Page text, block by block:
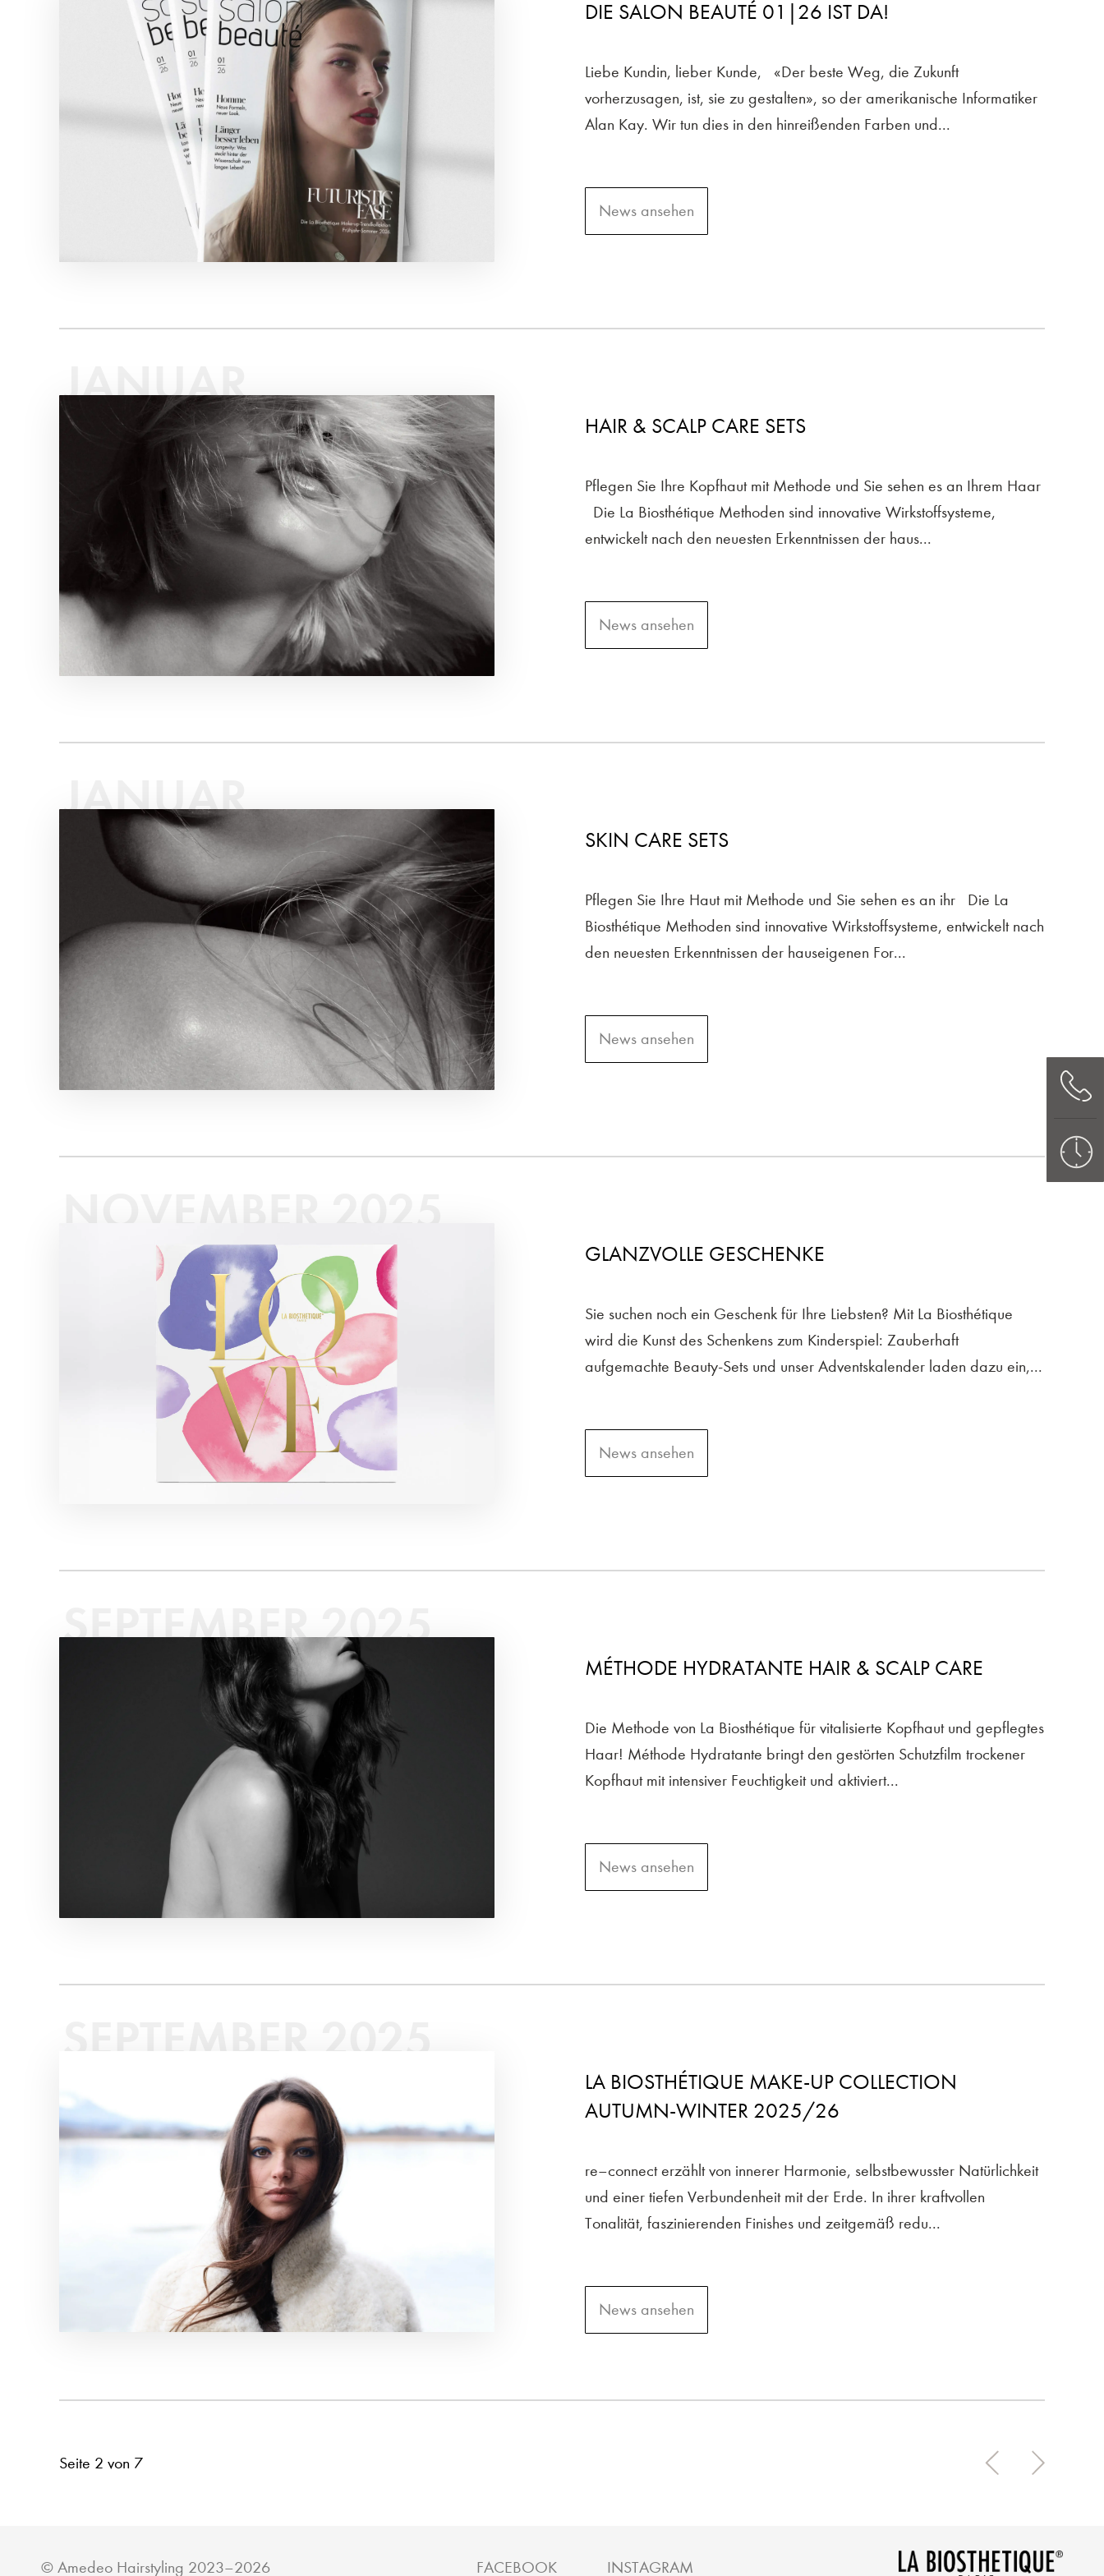
DIE SALON BEAUTÉ 01|26 IST DA!
Liebe Kundin, lieber Kunde, «Der beste Weg, die Zukunft
vorherzusagen, ist, sie zu gestalten», so der amerikanische Informatiker
Alan Kay. Wir tun dies in den hinreißenden Farben und...
News ansehen
JANUAR
HAIR & SCALP CARE SETS
Pflegen Sie Ihre Kopfhaut mit Methode und Sie sehen es an Ihrem Haar
Die La Biosthétique Methoden sind innovative Wirkstoffsysteme,
entwickelt nach den neuesten Erkenntnissen der haus...
News ansehen
JANUAR
SKIN CARE SETS
Pflegen Sie Ihre Haut mit Methode und Sie sehen es an ihr Die La
Biosthétique Methoden sind innovative Wirkstoffsysteme, entwickelt nach
den neuesten Erkenntnissen der hauseigenen For...
News ansehen
NOVEMBER 2025
GLANZVOLLE GESCHENKE
Sie suchen noch ein Geschenk für Ihre Liebsten? Mit La Biosthétique
wird die Kunst des Schenkens zum Kinderspiel: Zauberhaft
aufgemachte Beauty-Sets und unser Adventskalender laden dazu ein,...
News ansehen
SEPTEMBER 2025
MÉTHODE HYDRATANTE HAIR & SCALP CARE
Die Methode von La Biosthétique für vitalisierte Kopfhaut und gepflegtes
Haar! Méthode Hydratante bringt den gestörten Schutzfilm trockener
Kopfhaut mit intensiver Feuchtigkeit und aktiviert...
News ansehen
SEPTEMBER 2025
LA BIOSTHÉTIQUE MAKE-UP COLLECTION
AUTUMN-WINTER 2025/26
re–connect erzählt von innerer Harmonie, selbstbewusster Natürlichkeit
und einer tiefen Verbundenheit mit der Erde. In ihrer kraftvollen
Tonalität, faszinierenden Finishes und zeitgemäß redu...
News ansehen
Seite 2 von 7
© Amedeo Hairstyling 2023–2026 FACEBOOK INSTAGRAM